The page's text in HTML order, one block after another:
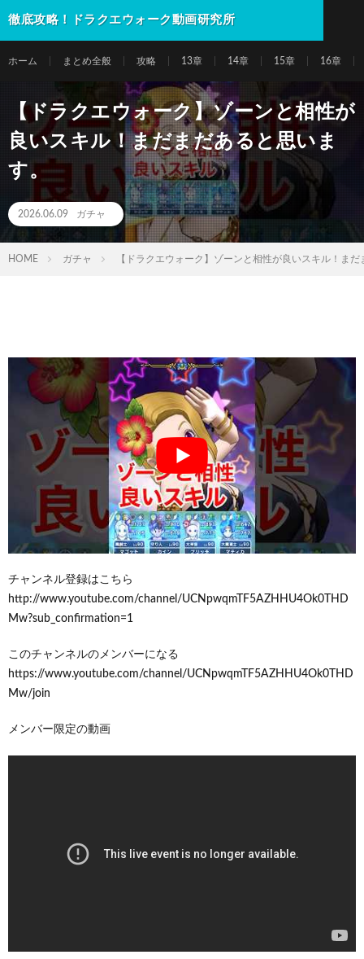
徹底攻略！ドラクエウォーク動画研究所
ホーム まとめ全般 攻略 13章 14章 15章 16章
【ドラクエウォーク】ゾーンと相性が
良いスキル！まだまだあると思いま
す。
2026.06.09 ガチャ
HOME ガチャ 【ドラクエウォーク】ゾーンと相性が良いスキル！ま
チャンネル登録はこちら
http://www.youtube.com/channel/UCNpwqmTF5AZHHU4Ok0THD
Mw?sub_confirmation=1
このチャンネルのメンバーになる
https://www.youtube.com/channel/UCNpwqmTF5AZHHU4Ok0THD
Mw/join
メンバー限定の動画